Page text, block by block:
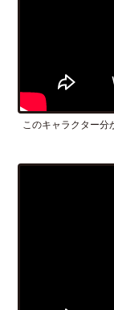
このキャラクター分